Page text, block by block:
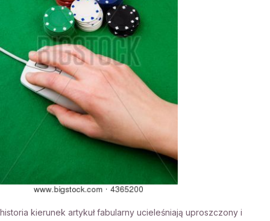
historia kierunek artykuł fabularny ucieleśniają uproszczony i